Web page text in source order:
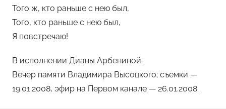
Того ж, кто раньше с нею был,
Того, кто раньше с нею был,
Я повстречаю!
В исполнении Дианы Арбениной:
Вечер памяти Владимира Высоцкого; съемки —
19.01.2008, эфир на Первом канале — 26.01.2008.